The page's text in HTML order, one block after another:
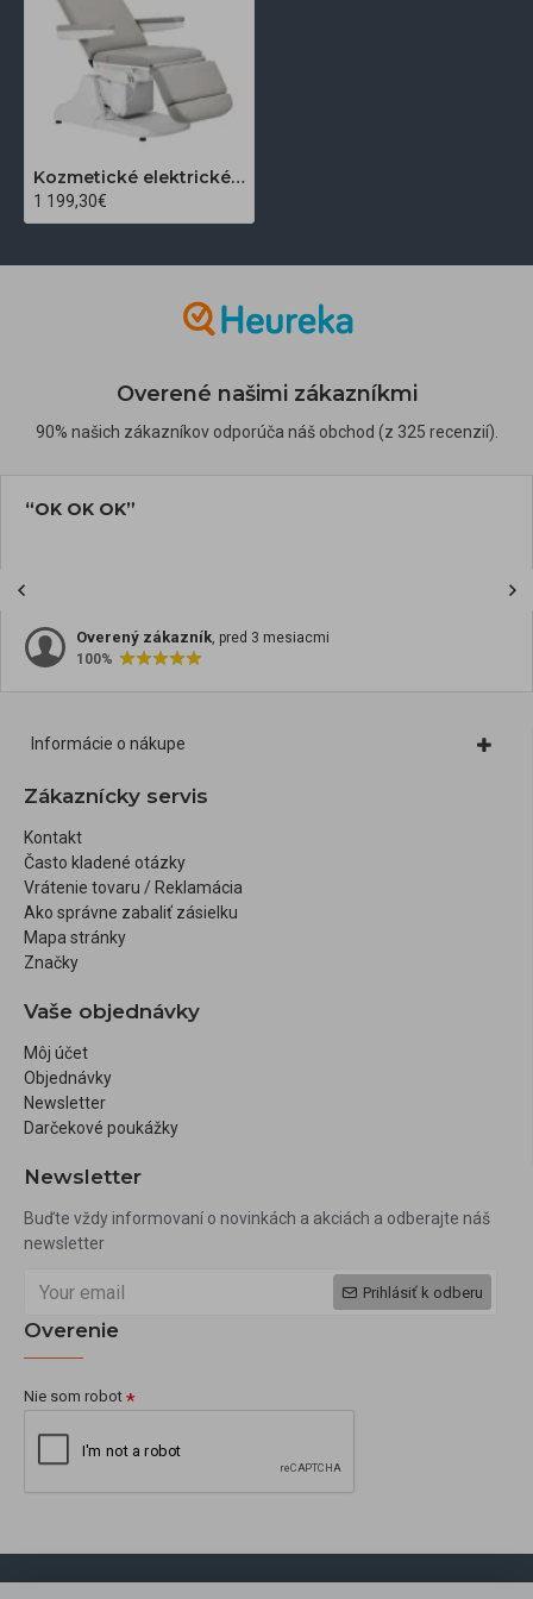
Kozmetické elektrické kreslo Azzurro 891 šedé
1 199,30€
Overené našimi zákazníkmi
90% našich zákazníkov odporúča náš obchod (z 325 recenzií).
“OK OK OK”
Overený zákazník, pred 3 mesiacmi
100%
Informácie o nákupe
Zákaznícky servis
Kontakt
Často kladené otázky
Vrátenie tovaru / Reklamácia
Ako správne zabaliť zásielku
Mapa stránky
Značky
Vaše objednávky
Môj účet
Objednávky
Newsletter
Darčekové poukážky
Newsletter
Buďte vždy informovaní o novinkách a akciách a odberajte náš
newsletter
Prihlásiť k odberu
Overenie
Nie som robot